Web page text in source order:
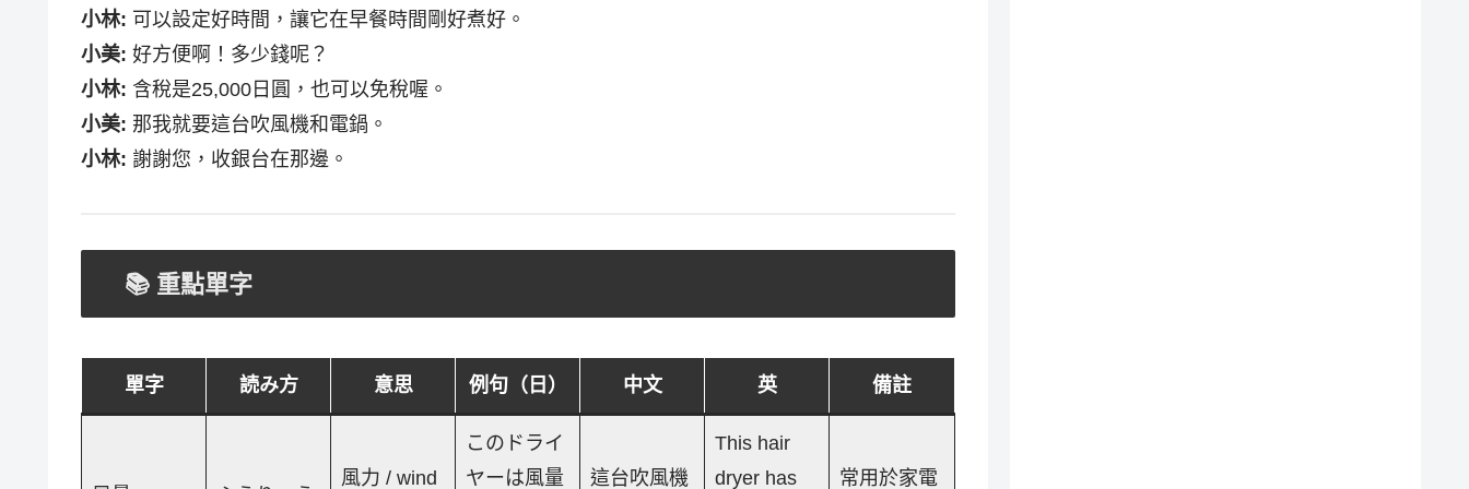
小林: 可以設定好時間，讓它在早餐時間剛好煮好。
小美: 好方便啊！多少錢呢？
小林: 含稅是25,000日圓，也可以免稅喔。
小美: 那我就要這台吹風機和電鍋。
小林: 謝謝您，收銀台在那邊。
📚 重點單字
單字 読み方 意思 例句（日） 中文 英 備註
風力 / wind
このドライ
ヤーは風量
這台吹風機
This hair
dryer has
常用於家電